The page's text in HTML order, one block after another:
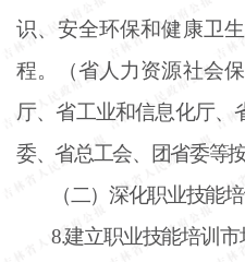
识、安全环保和健康卫
程。（省人力资源社会
厅、省工业和信息化厅、
委、省总工会、团省委等
（二）深化职业技能
8.建立职业技能培训